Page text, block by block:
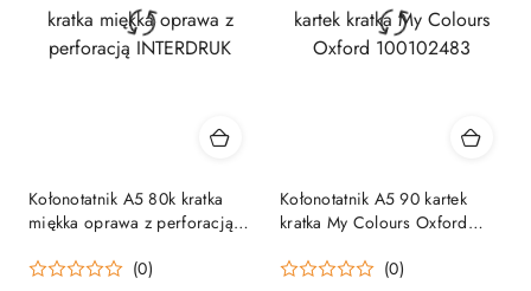
Kołonotatnik A5 80k kratka
miękka oprawa z perforacją
(0)
Kołonotatnik A5 90 kartek
kratka My Colours Oxford
(0)